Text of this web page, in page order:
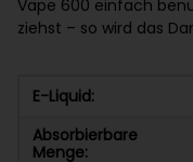
Vape 600 einfach
ziehst – so wird das
E-Liquid:
Absorbierbare
Menge: